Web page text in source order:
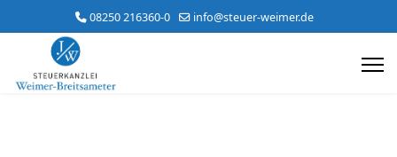
08250 216360-0 info@steuer-weimer.de